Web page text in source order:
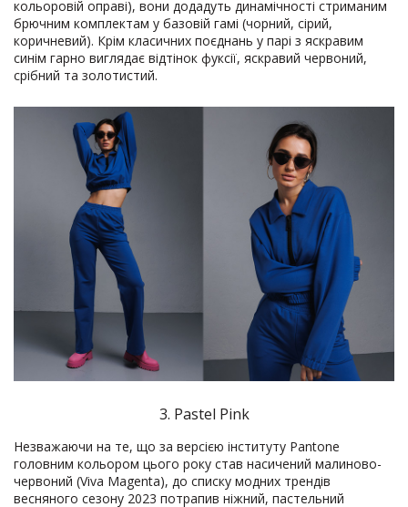
кольоровій оправі), вони додадуть динамічності стриманим
брючним комплектам у базовій гамі (чорний, сірий,
коричневий). Крім класичних поєднань у парі з яскравим
синім гарно виглядає відтінок фуксії, яскравий червоний,
срібний та золотистий.
3. Pastel Pink
Незважаючи на те, що за версією інституту Pantone
головним кольором цього року став насичений малиново-
червоний (Viva Magenta), до списку модних трендів
весняного сезону 2023 потрапив ніжний, пастельний